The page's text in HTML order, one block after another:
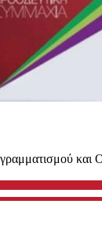
και